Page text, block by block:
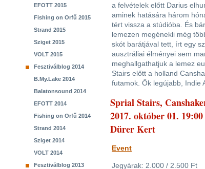
EFOTT 2015
Fishing on Orfű 2015
Strand 2015
Sziget 2015
VOLT 2015
Fesztiválblog 2014
B.My.Lake 2014
Balatonsound 2014
EFOTT 2014
Fishing on Orfű 2014
Strand 2014
Sziget 2014
VOLT 2014
Fesztiválblog 2013
a felvételek előtt Darius
aminek hatására három
tért vissza a stúdióba. És
lemezen megénekli még
skót barátjával tett, írt egy
ausztráliai élményei sem
meghallgathatjuk a lemez
Stairs előtt a holland
futamok. Ők legújabb, Indie
Sprial Stairs,
2017. október 01. 19:00
Dürer Kert
Event
Jegyárak: 2.000 / 2.500 Ft